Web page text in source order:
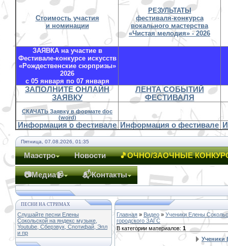
Стоимость участия
и номинации
РЕЗУЛЬТАТЫ
фестиваля-конкурса
вокального мастерства
«Чистая мелодия» - 2026
ЗАЯВКА на участие в
Фестивале-конкурсе искусств
«Рождественские сюрпризы»
2026
с 05 января по 07 января
ЗАПОЛНИТЕ ОНЛАЙН
ЗАЯВКУ
ЛЕНТА СОБЫТИЙ
ФЕСТИВАЛЯ
СКАЧАТЬ Заявку в формате doc
(word)
Информация о фестивале Информация о фестивале
Пятница, 07.08.2026, 01:35
Маэстро Новости 🎵ОЧНО/ЗАОЧНЫЕ
📷Медиа📹 📬Контакты
ПЕСНИ НА СТРИМАХ
Слушайте песни Елены
Сокольской на яндекс музыке,
Youtube, Сберзвук, Спотифай, Эпл
и пр
Главная » Видео » Ученики Елены
городского ЗАГС
В категории материалов: 1
Ученики